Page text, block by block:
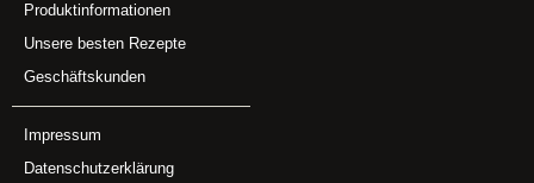
Produktinformationen
Unsere besten Rezepte
Geschäftskunden
Impressum
Datenschutzerklärung